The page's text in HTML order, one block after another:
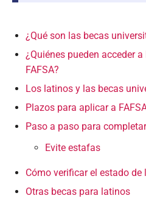
¿Qué son las becas
¿Quiénes pueden acceder
FAFSA?
Los latinos y las becas
Plazos para aplicar a
Paso a paso para
Evite estafas
Cómo verificar el estado de
Otras becas para latinos